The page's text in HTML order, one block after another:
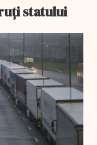
statului